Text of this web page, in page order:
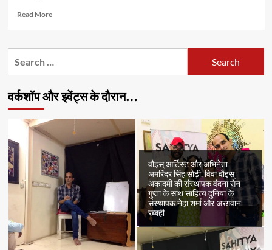
Read MoreRead
पेड़
वर्कशॉप और इवेंट्स के दौरान…
वौइस् आर्टिस्ट और अभिनेता
अमरिंदर सिंह सोढ़ी, विवा वौइस्
अकादमी की संस्थापक वंदना सेन
गुप्ता के साथ साहित्य दुनिया के
संस्थापक नेहा शर्मा और अरग़वान
रब्बही